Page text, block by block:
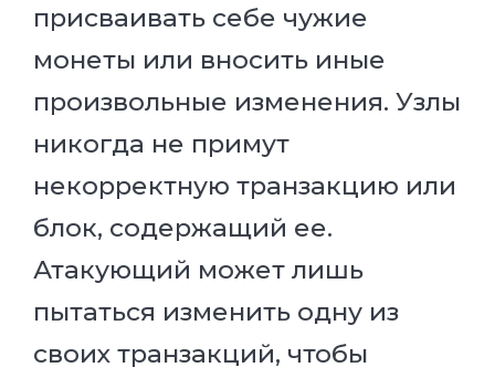
присваивать себе чужие
монеты или вносить иные
произвольные изменения. Узлы
никогда не примут
некорректную транзакцию или
блок, содержащий ее.
Атакующий может лишь
пытаться изменить одну из
своих транзакций, чтобы